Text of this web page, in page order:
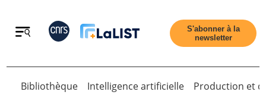
Retour
S'abonner à la
newsletter
Bibliothèque Intelligence artificielle Production et